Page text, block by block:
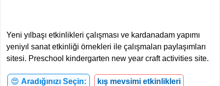
Yeni yılbaşı etkinlikleri çalışması ve kardanadam yapımı
yeniyıl sanat etkinliği örnekleri ile çalışmaları paylaşımları
sitesi. Preschool kindergarten new year craft activities site.
😍 Aradığınızı Seçin: kış mevsimi etkinlikleri